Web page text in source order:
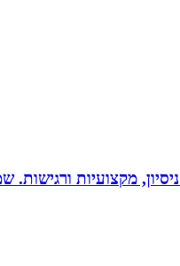
ניסיון, מקצועיות